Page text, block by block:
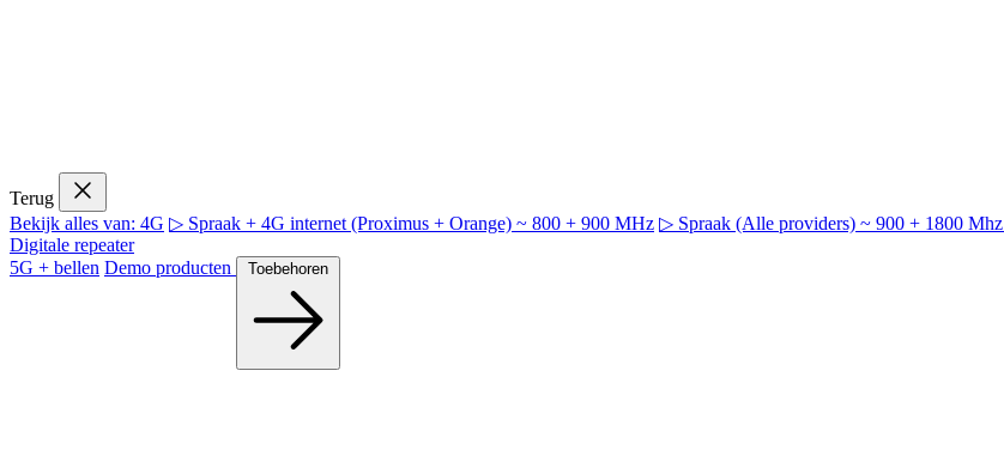
Terug
Bekijk alles van: 4G ▷ Spraak + 4G internet (Proximus + Orange) ~ 800 + 900 MHz ▷ Spraak (Alle providers) ~ 900 + 1800 Mhz
Digitale repeater
5G + bellen Demo producten Toebehoren